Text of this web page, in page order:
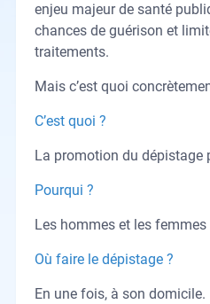
enjeu majeur de santé
chances de guérison et
traitements.
Mais c’est quoi
C’est quoi ?
La promotion du dépistage
Pourqui ?
Les hommes et les
Où faire le dépistage ?
En une fois, à son domicile.